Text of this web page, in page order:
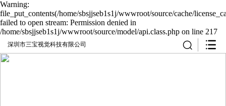
Warning:
file_put_contents(/home/sbsjjseb1s1j/wwwroot/source/cache/
failed to open stream: Permission denied in
/home/sbsjjseb1s1j/wwwroot/source/model/api.class.php on line 217
深圳市三宝视觉科技有限公司